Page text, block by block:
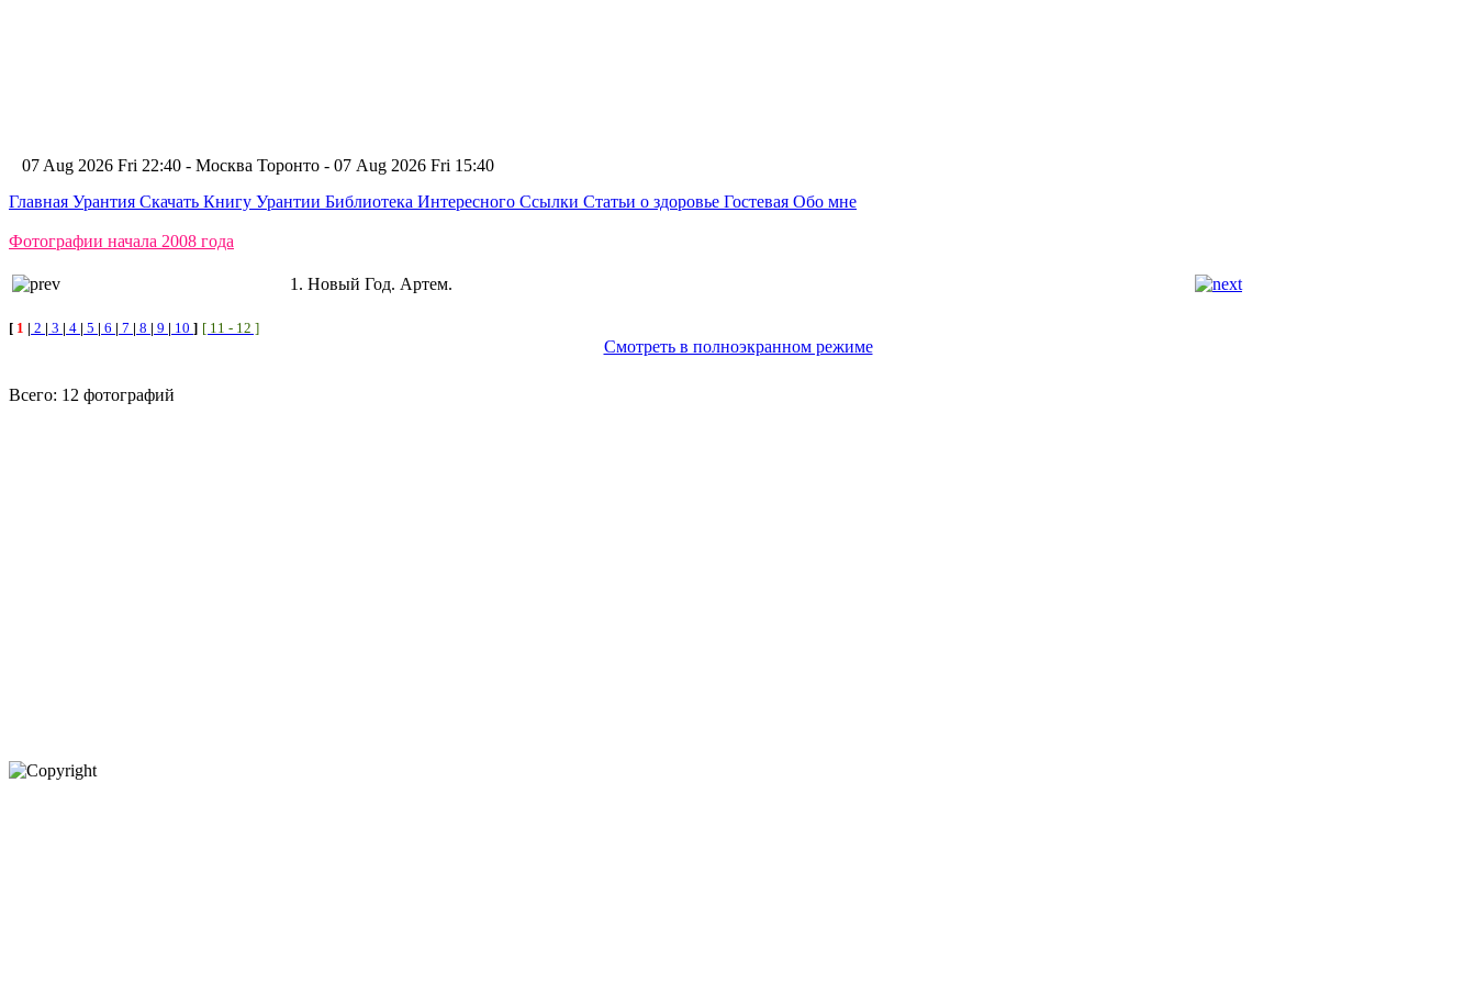
07 Aug 2026 Fri 22:40 - Москва Торонто - 07 Aug 2026 Fri 15:40
Главная Урантия Скачать Книгу Урантии Библиотека Интересного Ссылки Статьи о здоровье Гостевая Обо мне
Фотографии начала 2008 года
1. Новый Год. Артем.
[ 1 | 2 | 3 | 4 | 5 | 6 | 7 | 8 | 9 | 10 ] [ 11 - 12 ]
Смотреть в полноэкранном режиме
Всего: 12 фотографий